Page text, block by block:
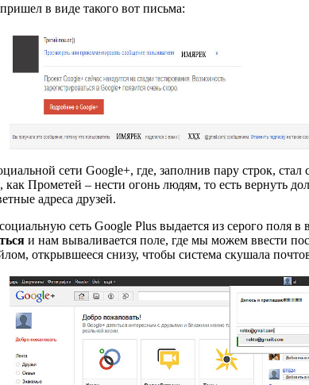
в виде такого вот письма:
сети Google+, где, заполнив пару строк,
Прометей – нести огонь людям, то есть вернуть
адреса друзей.
сеть Google Plus выдается из серого поля
и нам вываливается поле, где мы можем ввести
открывшееся снизу, чтобы система скушала